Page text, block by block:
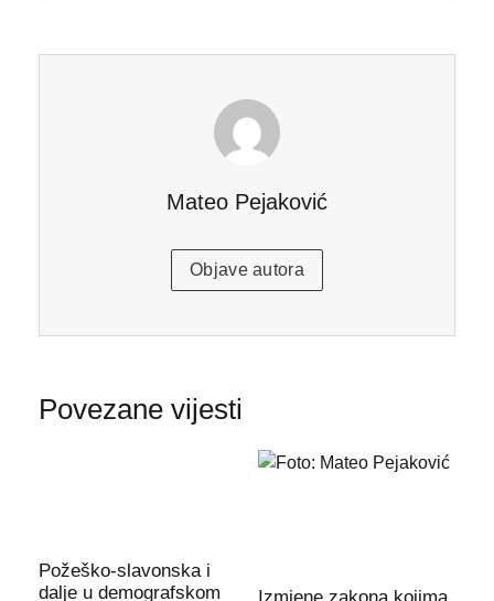
Mateo Pejaković
Objave autora
Povezane vijesti
Požeško-slavonska i
dalje u demografskom